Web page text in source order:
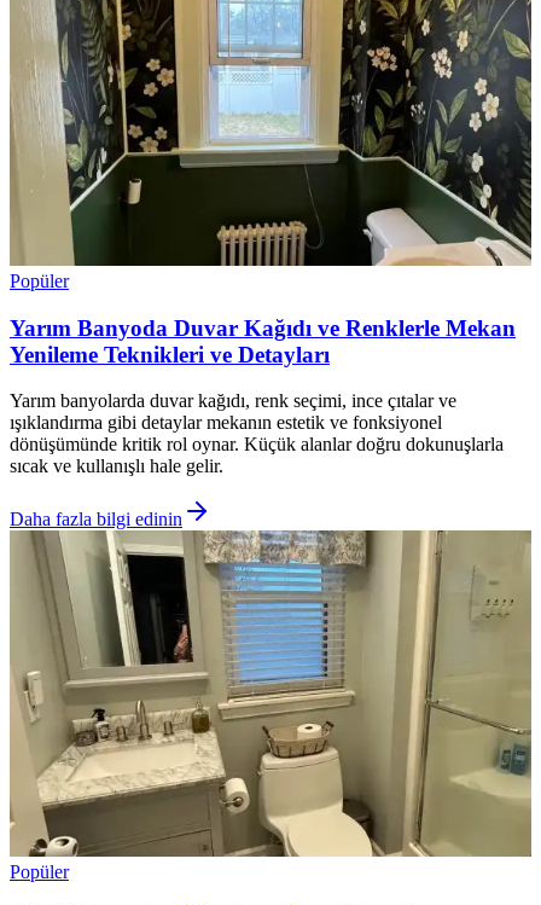
Popüler
Yarım Banyoda Duvar Kağıdı ve Renklerle Mekan
Yenileme Teknikleri ve Detayları
Yarım banyolarda duvar kağıdı, renk seçimi, ince çıtalar ve
ışıklandırma gibi detaylar mekanın estetik ve fonksiyonel
dönüşümünde kritik rol oynar. Küçük alanlar doğru dokunuşlarla
sıcak ve kullanışlı hale gelir.
Daha fazla bilgi edinin
Popüler